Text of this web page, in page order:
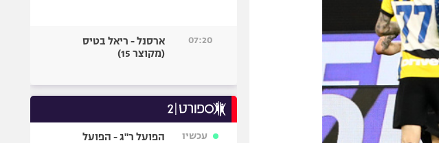
07:20
ארסנל - ריאל בטיס
(מקוצר 15)
עכשיו
הפועל ר"ג - הפועל